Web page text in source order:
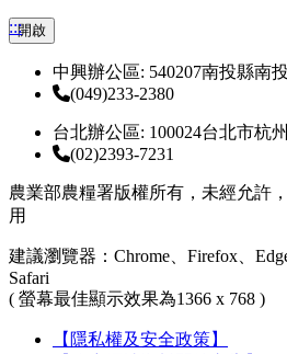
:::開啟
中興辦公區: 540207南投縣南
(049)233-2380
台北辦公區: 100024台北市杭
(02)2393-7231
農業部農糧署版權所有，未經允許
用
建議瀏覽器：Chrome、Firefox、
Safari
( 螢幕最佳顯示效果為1366 x 768 )
【隱私權及安全政策】